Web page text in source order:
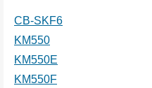
CB-SKF6
KM550
KM550E
KM550F